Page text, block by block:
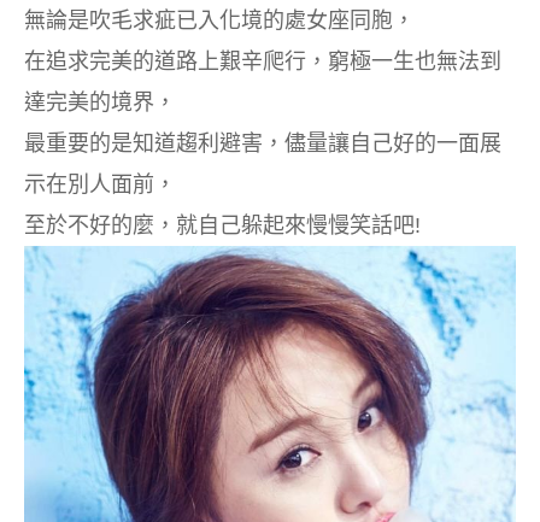
無論是吹毛求疵已入化境的處女座同胞，
在追求完美的道路上艱辛爬行，窮極一生也無法到
達完美的境界，
最重要的是知道趨利避害，儘量讓自己好的一面展
示在別人面前，
至於不好的麼，就自己躲起來慢慢笑話吧!